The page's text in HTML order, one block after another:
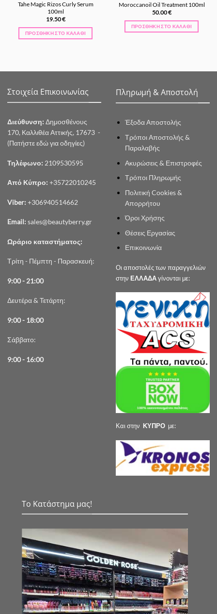
Tahe Magic Rizos Curly Serum
100ml
19.50€
ΠΡΟΣΘΉΚΗ ΣΤΟ ΚΑΛΆΘΙ
Moroccanoil Oil Treatment 100ml
50.00€
ΠΡΟΣΘΉΚΗ ΣΤΟ ΚΑΛΆΘΙ
Στοιχεία Επικοινωνίας
Διεύθυνση: Δημοσθένους
170, Καλλιθέα Αττικής, 17673 -
(Πατήστε εδώ για οδηγίες)
Τηλέφωνο: 2109530595
Από Κύπρο: +35722010245
Viber: +306940514662
Email: sales@beautyberry.gr
Ωράριο καταστήματος:
Τρίτη - Πέμπτη - Παρασκευή:
9:00 - 21:00
Δευτέρα & Τετάρτη:
9:00 - 18:00
Σάββατο:
9:00 - 16:00
Πληρωμή & Αποστολή
Έξοδα Αποστολής
Τρόποι Αποστολής &
Παραλαβής
Ακυρώσεις & Επιστροφές
Τρόποι Πληρωμής
Πολιτική Cookies &
Απορρήτου
Όροι Χρήσης
Θέσεις Εργασίας
Επικοινωνία
Οι αποστολές των παραγγελιών
στην ΕΛΛΑΔΑγίνονται με:
Και στην ΚΥΠΡΟ με:
Το Κατάστημα μας!